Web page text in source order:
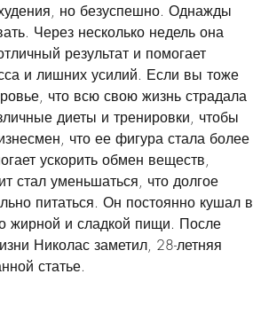
но безуспешно. Однажды
Через несколько недель она
результат и помогает
и лишних усилий. Если вы тоже
что всю свою жизнь страдала
диеты и тренировки, чтобы
что ее фигура стала более
ускорить обмен веществ,
стал уменьшаться, что долгое
питаться. Он постоянно кушал в
жирной и сладкой пищи. После
Николас заметил, 28-летняя
статье.